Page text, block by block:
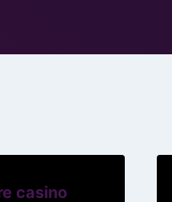
casino